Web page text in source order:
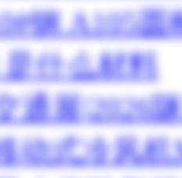
钢 A105圆
什么材料
通展|2026
动式冷风